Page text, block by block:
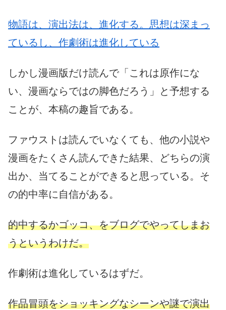
物語は、演出法は、進化する。思想は深まっ
ているし、作劇術は進化している
しかし漫画版だけ読んで「これは原作にな
い、漫画ならではの脚色だろう」と予想する
ことが、本稿の趣旨である。
ファウストは読んでいなくても、他の小説や
漫画をたくさん読んできた結果、どちらの演
出か、当てることができると思っている。そ
の的中率に自信がある。
的中するかゴッコ、をブログでやってしまお
うというわけだ。
作劇術は進化しているはずだ。
作品冒頭をショッキングなシーンや謎で演出